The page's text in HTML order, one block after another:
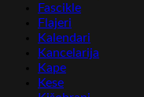
Fascikle
Flajeri
Kalendari
Kancelarija
Kape
Kese